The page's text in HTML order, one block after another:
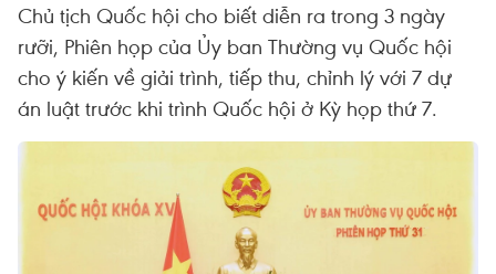
Chủ tịch Quốc hội cho biết diễn ra trong 3 ngày
rưỡi, Phiên họp của Ủy ban Thường vụ Quốc hội
cho ý kiến về giải trình, tiếp thu, chỉnh lý với 7 dự
án luật trước khi trình Quốc hội ở Kỳ họp thứ 7.